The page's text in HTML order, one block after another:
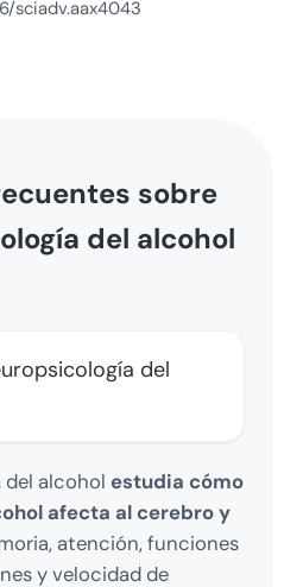
sciadv.aax4043
sobre
del alcohol
del
del alcohol estudia cómo
afecta al cerebro y
atención, funciones
y velocidad de